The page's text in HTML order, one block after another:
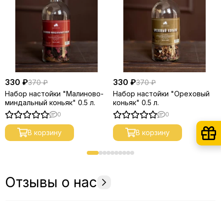
330 ₽370 ₽
Набор настойки "Малиново-
миндальный коньяк" 0.5 л.
0
В корзину
330 ₽370 ₽
Набор настойки "Ореховый
коньяк" 0.5 л.
0
В корзину
Отзывы о нас